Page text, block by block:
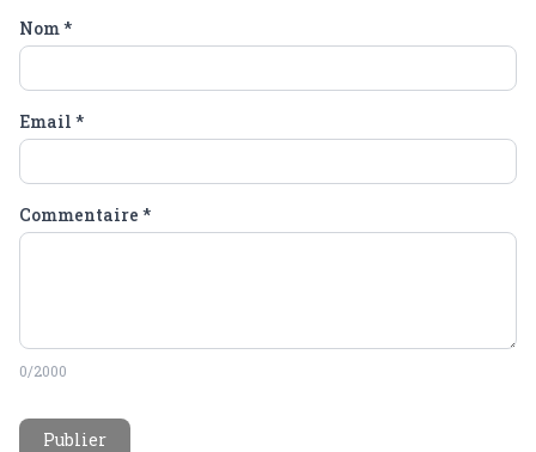
Nom*
Email *
Commentaire *
0/2000
Publier